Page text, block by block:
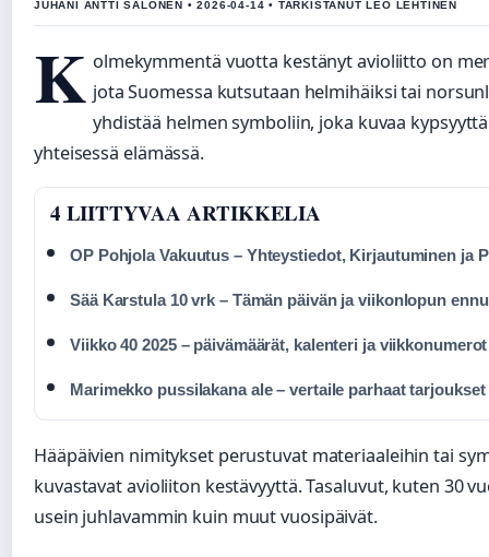
JUHANI ANTTI SALONEN • 2026-04-14 • TARKISTANUT LEO LEHTINEN
K olmekymmentä vuotta kestänyt avioliitto on
jota Suomessa kutsutaan helmihäiksi tai
yhdistää helmen symboliin, joka kuvaa
yhteisessä elämässä.
4 LIITTYVAA ARTIKKELIA
OP Pohjola Vakuutus – Yhteystiedot, Kirjautuminen ja
Sää Karstula 10 vrk – Tämän päivän ja viikonlopun
Viikko 40 2025 – päivämäärät, kalenteri ja viikkonumerot
Marimekko pussilakana ale – vertaile parhaat tarjoukset
Hääpäivien nimitykset perustuvat materiaaleihin tai
kuvastavat avioliiton kestävyyttä. Tasaluvut, kuten 30
usein juhlavammin kuin muut vuosipäivät.